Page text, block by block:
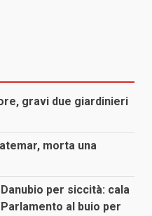
gravi due giardinieri
morta una
per siccità: cala
al buio per